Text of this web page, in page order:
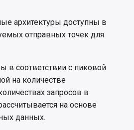
архитектуры доступны в
отправных точек для
в соответствии с пиковой
на количестве
запросов в
на основе
данных.